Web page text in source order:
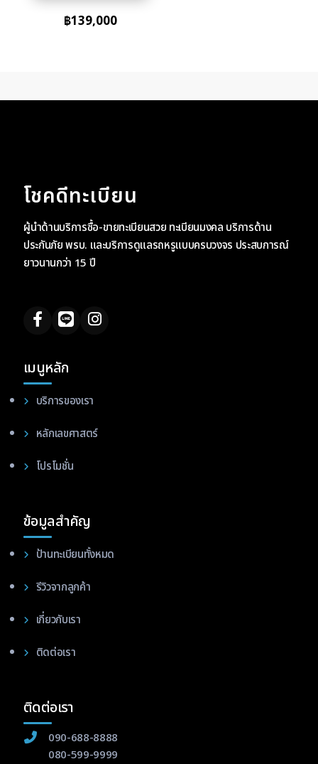
฿139,000
โชคดีทะเบียน
ผู้นำด้านบริการซื้อ-ขายทะเบียนสวย ทะเบียนมงคล บริการด้าน
ประกันภัย พรบ. และบริการดูแลรถหรูแบบครบวงจร ประสบการณ์
ยาวนานกว่า 15 ปี
เมนูหลัก
บริการของเรา
หลักเลขศาสตร์
โปรโมชั่น
ข้อมูลสำคัญ
ป้านทะเบียนทั้งหมด
รีวิวจากลูกค้า
เกี่ยวกับเรา
ติดต่อเรา
ติดต่อเรา
090-688-8888
080-599-9999